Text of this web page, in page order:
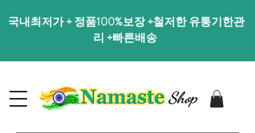
국내최저가 + 정품100%보장 +철저한 유통기한관
리 +빠른배송
Shop